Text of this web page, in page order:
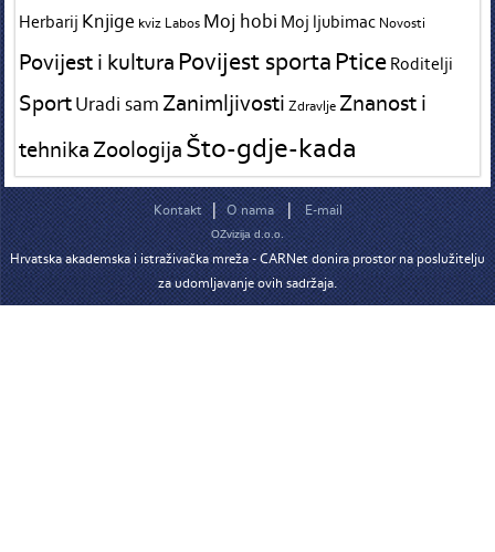
Herbarij Knjige kviz Labos Moj hobi Moj ljubimac Novosti
Povijest i kultura Povijest sportaPtice Roditelji
SportUradi sam Zanimljivosti Zdravlje Znanost i
tehnika Zoologija Što-gdje-kada
Kontakt|O nama|E-mail
OZvizija d.o.o.
Hrvatska akademska i istraživačka mreža - CARNet donira prostor na poslužitelju
za udomljavanje ovih sadržaja.